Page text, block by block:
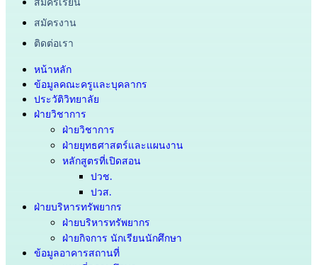
สมัครงาน
ติดต่อเรา
หน้าหลัก
ข้อมูลคณะครูและบุคลากร
ประวัติวิทยาลัย
ฝ่ายวิชาการ
ฝ่ายวิชาการ
ฝ่ายยุทธศาสตร์และแผนงาน
หลักสูตรที่เปิดสอน
ปวช.
ปวส.
ฝ่ายบริหารทรัพยากร
ฝ่ายบริหารทรัพยากร
ฝ่ายกิจการ นักเรียนนักศึกษา
ข้อมูลอาคารสถานที่